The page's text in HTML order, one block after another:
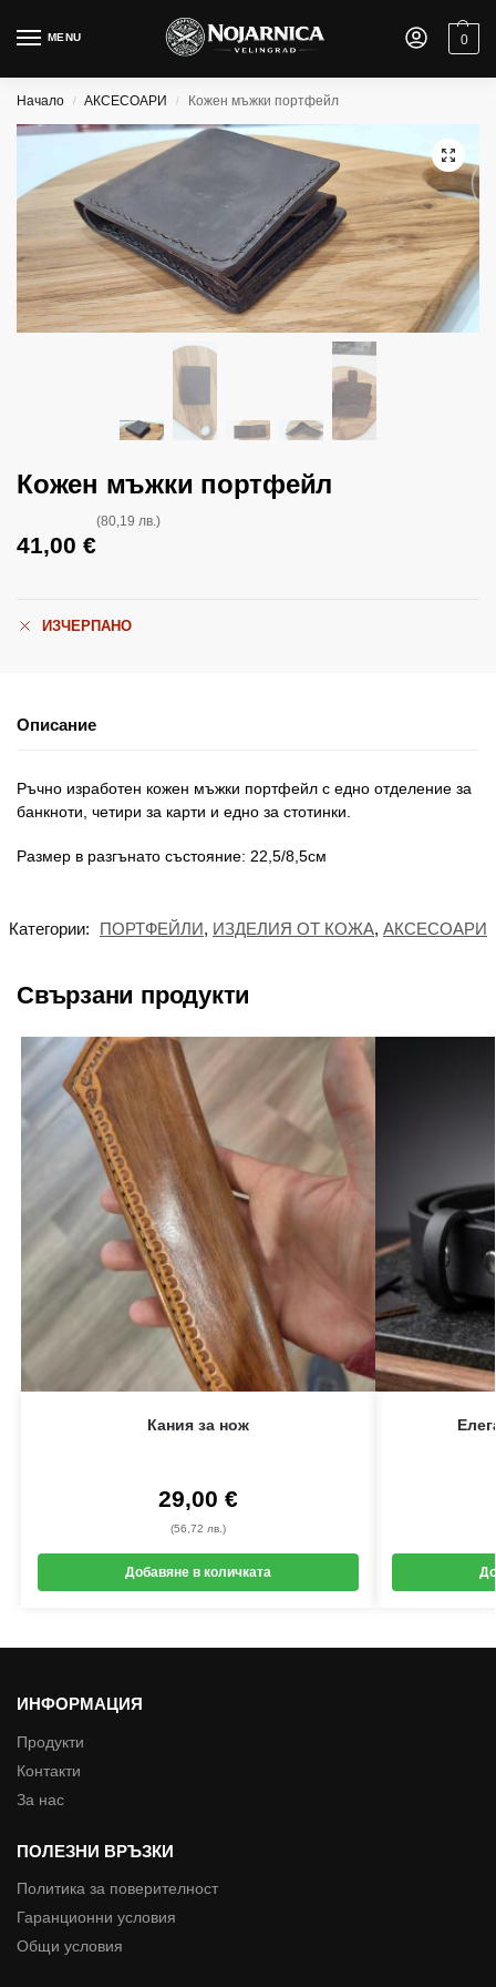
MENU 0
Начало / АКСЕСОАРИ / Кожен мъжки портфейл
Кожен мъжки портфейл
41,00 €
(80,19 лв.)
ИЗЧЕРПАНО
Описание
Ръчно изработен кожен мъжки портфейл с едно отделение за
банкноти, четири за карти и едно за стотинки.
Размер в разгънато състояние: 22,5/8,5см
Категории: ПОРТФЕЙЛИ, ИЗДЕЛИЯ ОТ КОЖА, АКСЕСОАРИ
Свързани продукти
Кания за нож
29,00 €
(56,72 лв.)
Добавяне в количката
ИНФОРМАЦИЯ
Продукти
Контакти
За нас
ПОЛЕЗНИ ВРЪЗКИ
Политика за поверителност
Гаранционни условия
Общи условия